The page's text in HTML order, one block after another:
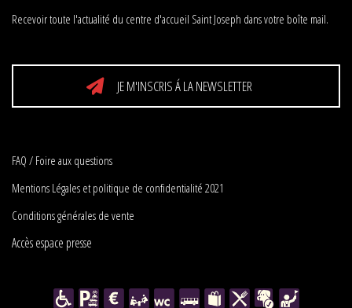
Recevoir toute l'actualité du centre d'accueil Saint Joseph dans votre boîte mail.
JE M'INSCRIS Á LA NEWSLETTER
FAQ / Foire aux questions
Mentions Légales et politique de confidentialité 2021
Conditions générales de vente
Accès espace presse